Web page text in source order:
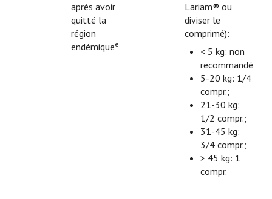
après avoir
quitté la
région
endémiquee
Lariam® ou
diviser le
comprimé):
< 5 kg: non
recommandé
5-20 kg: 1/4
compr.;
21-30 kg:
1/2 compr.;
31-45 kg:
3/4 compr.;
> 45 kg: 1
compr.